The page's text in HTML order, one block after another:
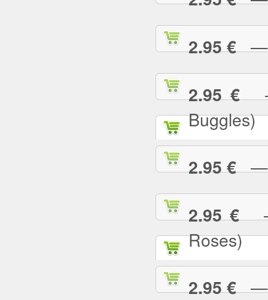
2.95 €—
2.95 €—
Buggles)
2.95 €—
2.95 €—
Roses)
2.95 €—